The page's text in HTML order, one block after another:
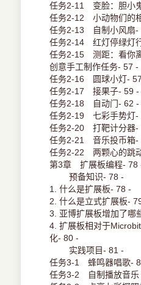
任务2-11 变脸：胆小
任务2-12 小动物们的
任务2-13 自制小风扇-
任务2-14 红灯停绿灯
任务2-15 测距：看你
创意手工制作任务- 57 -
任务2-16 圆球小灯-
任务2-17 接果子- 59 -
任务2-18 自动门- 62 -
任务2-19 七彩手势灯-
任务2-20 打靶计分器-
任务2-21 音乐投币箱-
任务2-22 两颗心的跳
第3章 扩展板编程- 78
预备知识- 78 -
1. 什么是扩展板- 78 -
2. 什么是立式扩展板-
3. 亚博扩展板增加了哪
4. 扩展板相对于
化- 80 -
实践项目- 81 -
任务3-1 蜂鸣器唱歌-
任务3-2 自制播放音乐